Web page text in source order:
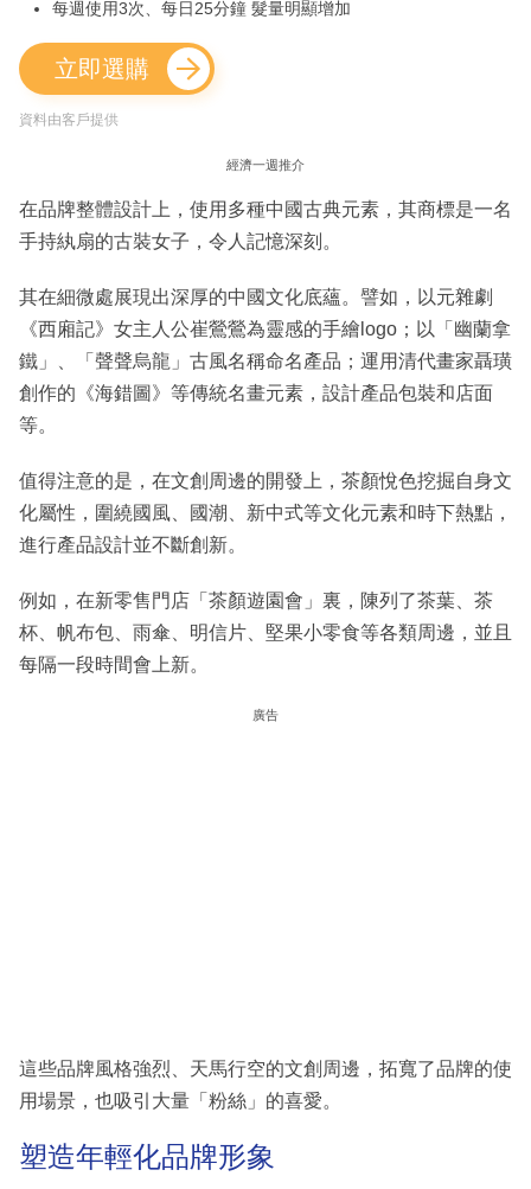
每週使用3次、每日25分鐘 髮量明顯增加
立即選購
資料由客戶提供
經濟一週推介
在品牌整體設計上，使用多種中國古典元素，其商標是一名
手持紈扇的古裝女子，令人記憶深刻。
其在細微處展現出深厚的中國文化底蘊。譬如，以元雜劇
《西廂記》女主人公崔鶯鶯為靈感的手繪logo；以「幽蘭拿
鐵」、「聲聲烏龍」古風名稱命名產品；運用清代畫家聶璜
創作的《海錯圖》等傳統名畫元素，設計產品包裝和店面
等。
值得注意的是，在文創周邊的開發上，茶顏悅色挖掘自身文
化屬性，圍繞國風、國潮、新中式等文化元素和時下熱點，
進行產品設計並不斷創新。
例如，在新零售門店「茶顏遊園會」裏，陳列了茶葉、茶
杯、帆布包、雨傘、明信片、堅果小零食等各類周邊，並且
每隔一段時間會上新。
廣告
這些品牌風格強烈、天馬行空的文創周邊，拓寬了品牌的使
用場景，也吸引大量「粉絲」的喜愛。
塑造年輕化品牌形象